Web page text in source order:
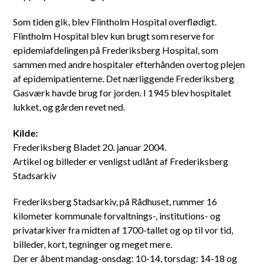
Som tiden gik, blev Flintholm Hospital overflødigt.
Flintholm Hospital blev kun brugt som reserve for
epidemiafdelingen på Frederiksberg Hospital, som
sammen med andre hospitaler efterhånden overtog plejen
af epidemipatienterne. Det nærliggende Frederiksberg
Gasværk havde brug for jorden. I 1945 blev hospitalet
lukket, og gården revet ned.
Kilde:
Frederiksberg Bladet 20. januar 2004.
Artikel og billeder er venligst udlånt af Frederiksberg
Stadsarkiv
Frederiksberg Stadsarkiv, på Rådhuset, rummer 16
kilometer kommunale forvaltnings-, institutions- og
privatarkiver fra midten af 1700-tallet og op til vor tid,
billeder, kort, tegninger og meget mere.
Der er åbent mandag-onsdag: 10-14, torsdag: 14-18 og